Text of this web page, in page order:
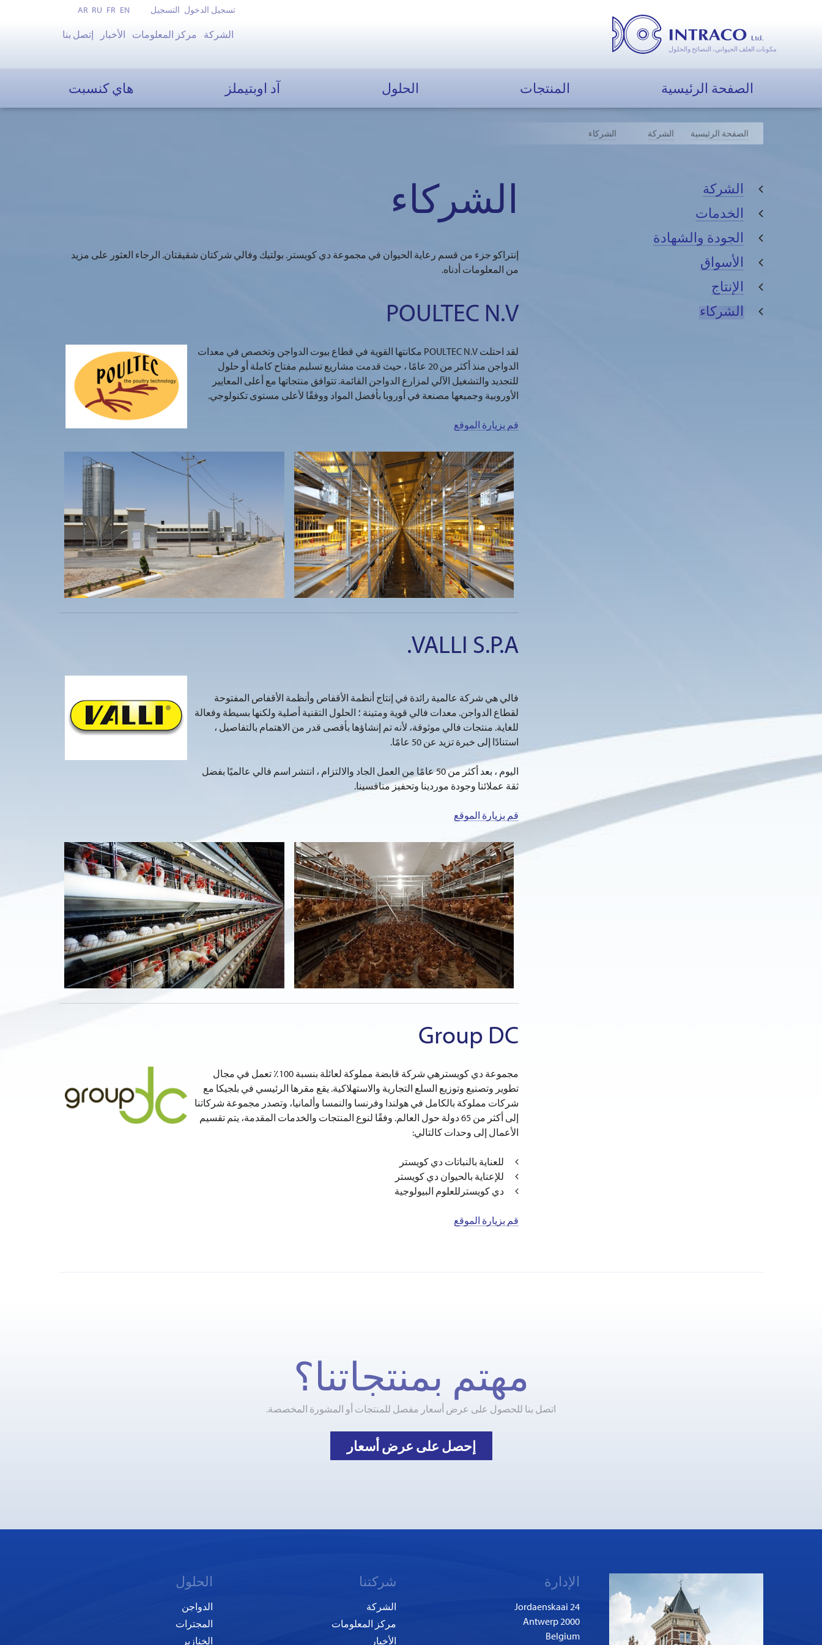
مكونات العلف الحيواني، النصائح والحلول
تسجيل الدخول التسجيل EN
FR
RU
AR
الشركة مركز المعلومات الأخبار إتصل بنا
الصفحة الرئيسية المنتجات الحلول آد اوبتيملز هاي كنسبت
الصفحة الرئيسية الشركة الشركاء
الشركة
الخدمات
الجودة والشهادة
الأسواق
الإنتاج
الشركاء
الشركاء
إنتراكو جزء من قسم رعاية الحيوان في مجموعة دي كويستر. بولتيك وفالي شركتان شقيقتان. الرجاء العثور على مزيد
من المعلومات أدناه.
POULTEC N.V
لقد احتلت POULTEC N.V مكانتها القوية في قطاع بيوت الدواجن وتخصص في معدات
الدواجن منذ أكثر من 20 عامًا ، حيث قدمت مشاريع تسليم مفتاح كاملة أو حلول
للتجديد والتشغيل الآلي لمزارع الدواجن القائمة. تتوافق منتجاتها مع أعلى المعايير
الأوروبية وجميعها مصنعة في أوروبا بأفضل المواد ووفقًا لأعلى مستوى تكنولوجي.
قم بزيارة الموقع
VALLI S.P.A.
فالي هي شركة عالمية رائدة في إنتاج أنظمة الأقفاص وأنظمة الأقفاص المفتوحة
لقطاع الدواجن. معدات فالي قوية ومتينة ؛ الحلول التقنية أصلية ولكنها بسيطة وفعالة
للغاية. منتجات فالي موثوقة، لأنه تم إنشاؤها بأقصى قدر من الاهتمام بالتفاصيل ،
استنادًا إلى خبرة تزيد عن 50 عامًا.
اليوم ، بعد أكثر من 50 عامًا من العمل الجاد والالتزام ، انتشر اسم فالي عالميًا بفضل
ثقة عملائنا وجودة موردينا وتحفيز منافسينا.
قم بزيارة الموقع
Group DC
مجموعة دي كويسترهي شركة قابضة مملوكة لعائلة بنسبة 100٪ تعمل في مجال
تطوير وتصنيع وتوزيع السلع التجارية والاستهلاكية. يقع مقرها الرئيسي في بلجيكا مع
شركات مملوكة بالكامل في هولندا وفرنسا والنمسا وألمانيا، وتصدر مجموعة شركاتنا
إلى أكثر من 65 دولة حول العالم. وفقًا لنوع المنتجات والخدمات المقدمة، يتم تقسيم
الأعمال إلى وحدات كالتالي:
للعناية بالنباتات دي كويستر
للإعناية بالحيوان دي كويستر
دي كويسترللعلوم البيولوجية
قم بزيارة الموقع
مهتم بمنتجاتنا؟
اتصل بنا للحصول على عرض أسعار مفصل للمنتجات أو المشورة المخصصة.
إحصل على عرض أسعار
الإدارة
Jordaenskaai 24
2000 Antwerp
Belgium
شركتنا
الشركة
مركز المعلومات
الأخبار
الحلول
الدواجن
المجترات
الخنازير